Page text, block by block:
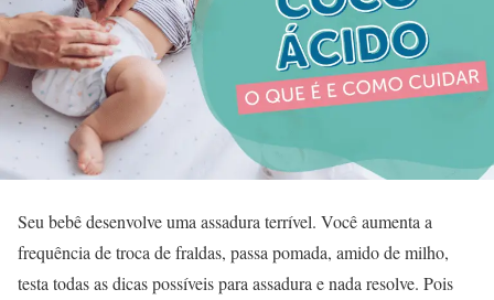
Seu bebê desenvolve uma assadura terrível. Você aumenta a
frequência de troca de fraldas, passa pomada, amido de milho,
testa todas as dicas possíveis para assadura e nada resolve. Pois